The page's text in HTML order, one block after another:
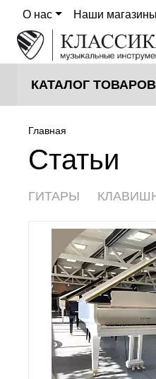
О нас Наши магазины
КАТАЛОГ ТОВАРОВ
Главная
Статьи
ГИТАРЫ